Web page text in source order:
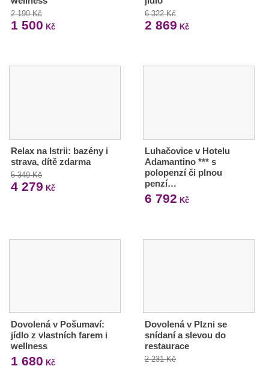
2 190 Kč
1 500 Kč
6 322 Kč
2 869 Kč
Relax na Istrii: bazény i
strava, dítě zdarma
5 349 Kč
4 279 Kč
Luhačovice v Hotelu
Adamantino *** s
polopenzí či plnou
penzí…
6 792 Kč
Dovolená v Pošumaví:
jídlo z vlastních farem i
wellness
1 680 Kč
Dovolená v Plzni se
snídaní a slevou do
restaurace
2 231 Kč